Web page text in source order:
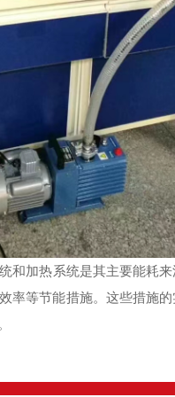
和加热系统是其主要能耗
率等节能措施。这些措施